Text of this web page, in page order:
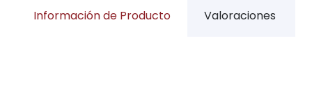
Información de Producto Valoraciones